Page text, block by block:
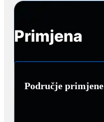
Primjena
Područje primjene